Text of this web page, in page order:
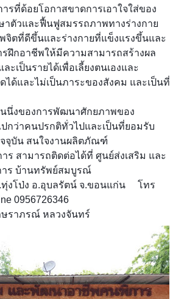
รที่ด้อยโอกาสขาดการเอาใจใส่ของ
าตัวและฟื้นฟูสมรรถภาพทางร่างกาย
จิตที่ดีขึ้นและร่างกายที่แข็งแรงขึ้นและ
ฝึกอาชีพให้มีความสามารถสร้างผล
ะเป็นรายได้เพื่อเลี้ยงตนเองและ
ได้และไม่เป็นภาระของสังคม และเป็นที่
ของการพัฒนาศักยภาพของ
กว่าคนปรกติทั่วไปและเป็นที่ยอมรับ
จุบัน สนใจงานผลิตภัณฑ์
ร สามารถติดต่อได้ที่ ศูนย์ส่งเสริม และ
ร บ้านทรัพย์สมบูรณ์
ทุ่งโป่ง อ.อุบลรัตน์ จ.ขอนแก่น โทร
0956726346
ษราภรณ์ หลวงจันทร์